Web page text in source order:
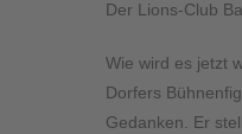
Der Lions-Club
Wie wird es jetzt
Dorfers
Gedanken. Er